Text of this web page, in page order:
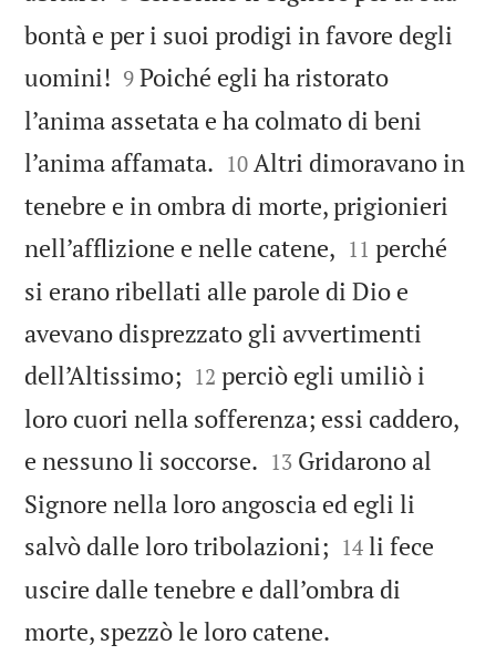
bontà e per i suoi prodigi in favore degli
uomini! 

9 Poiché egli ha ristorato
l’anima assetata e ha colmato di beni
l’anima affamata. 

10 Altri dimoravano in
tenebre e in ombra di morte, prigionieri
nell’afflizione e nelle catene, 

11 perché
si erano ribellati alle parole di Dio e
avevano disprezzato gli avvertimenti
dell’Altissimo; 

12 perciò egli umiliò i
loro cuori nella sofferenza; essi caddero,
e nessuno li soccorse. 

13 Gridarono al
Signore nella loro angoscia ed egli li
salvò dalle loro tribolazioni; 

14 li fece
uscire dalle tenebre e dall’ombra di
morte, spezzò le loro catene.